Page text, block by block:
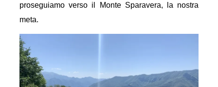
proseguiamo verso il Monte Sparavera, la nostra
meta.